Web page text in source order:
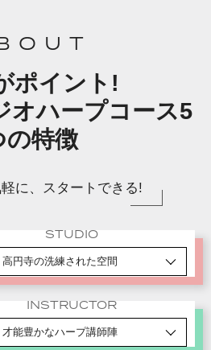
ポイント!
オハープコース5
の特徴
に、スタートできる!
STUDIO
高円寺の洗練された空間
INSTRUCTOR
才能豊かなハープ講師陣